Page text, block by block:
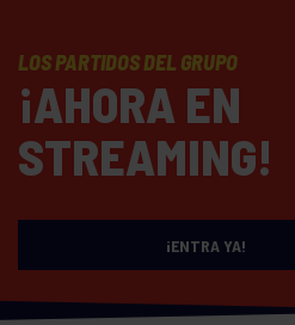
LOS PARTIDOS DEL GRUPO
¡AHORA EN
STREAMING!
¡ENTRA YA!